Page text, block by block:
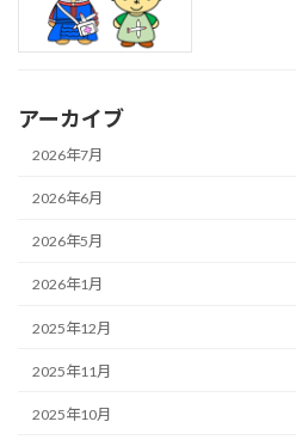
アーカイブ
2026年7月
2026年6月
2026年5月
2026年1月
2025年12月
2025年11月
2025年10月